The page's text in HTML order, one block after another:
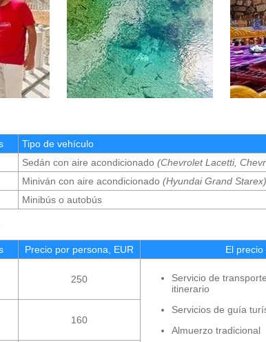
Tipo de vehículo
Sedán con aire acondicionado (Chevrolet Lacetti,
Miniván con aire acondicionado (Hyundai Grand Starex)
Minibús o autobús
Precio por persona, EUR El precio
250
Servicio de
itinerario
Servicios de guía
Almuerzo tradicional
160